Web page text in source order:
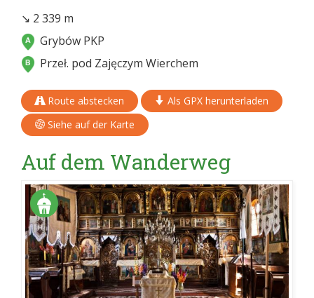
↘ 2 339 m
Grybów PKP
Przeł. pod Zajęczym Wierchem
Route abstecken
Als GPX herunterladen
Siehe auf der Karte
Auf dem Wanderweg